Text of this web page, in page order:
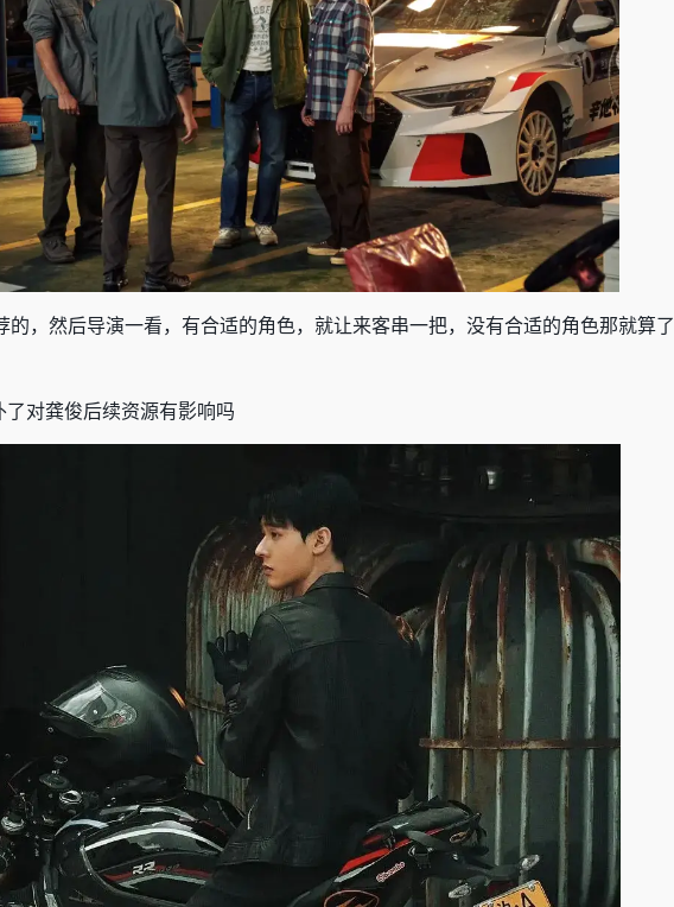
的，然后导演一看，有合适的角色，就让来客串一把，没有合适的角色那就算了
了对龚俊后续资源有影响吗